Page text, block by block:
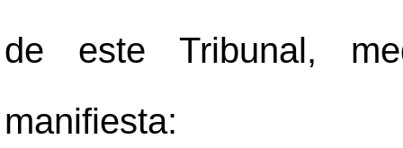
de este Tribunal,
manifiesta: